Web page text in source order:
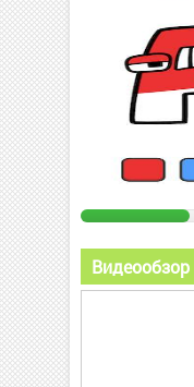
Видеообзор